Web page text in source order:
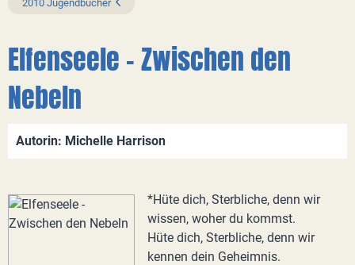
2010 Jugendbücher
Elfenseele - Zwischen den
Nebeln
Autorin: Michelle Harrison
*Hüte dich, Sterbliche, denn wir
wissen, woher du kommst.
Hüte dich, Sterbliche, denn wir
kennen dein Geheimnis.